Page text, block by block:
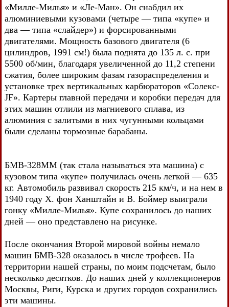
«Милле-Милья» и «Ле-Ман». Он снабдил их
алюминиевыми кузовами (четыре — типа «купе» и
два — типа «слайдер») и форсированными
двигателями. Мощность базового двигателя (6
цилиндров, 1991 см!) была поднята до 135 л. с. при
5500 об/мин, благодаря увеличенной до 11,2 степени
сжатия, более широким фазам газораспределения и
установке трех вертикальных карбюраторов «Солекс-
JF». Картеры главной передачи и коробки передач для
этих машин отлили из магниевого сплава, из
алюминия с залитыми в них чугунными кольцами
были сделаны тормозные барабаны.
БМВ-328ММ (так стала называться эта машина) с
кузовом типа «купе» получилась очень легкой — 635
кг. Автомобиль развивал скорость 215 км/ч, и на нем в
1940 году X. фон Ханштайн и В. Боймер выиграли
гонку «Милле-Милья». Купе сохранилось до наших
дней — оно представлено на рисунке.
После окончания Второй мировой войны немало
машин БМВ-328 оказалось в числе трофеев. На
территории нашей страны, по моим подсчетам, было
несколько десятков. До наших дней у коллекционеров
Москвы, Риги, Курска и других городов сохранились
эти машины.